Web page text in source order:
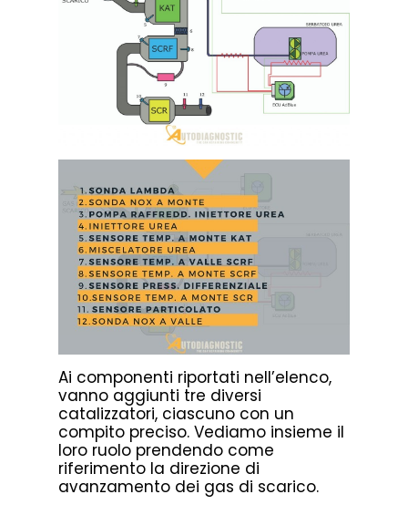
Ai componenti riportati nell’elenco,
vanno aggiunti tre diversi
catalizzatori, ciascuno con un
compito preciso. Vediamo insieme il
loro ruolo prendendo come
riferimento la direzione di
avanzamento dei gas di scarico.